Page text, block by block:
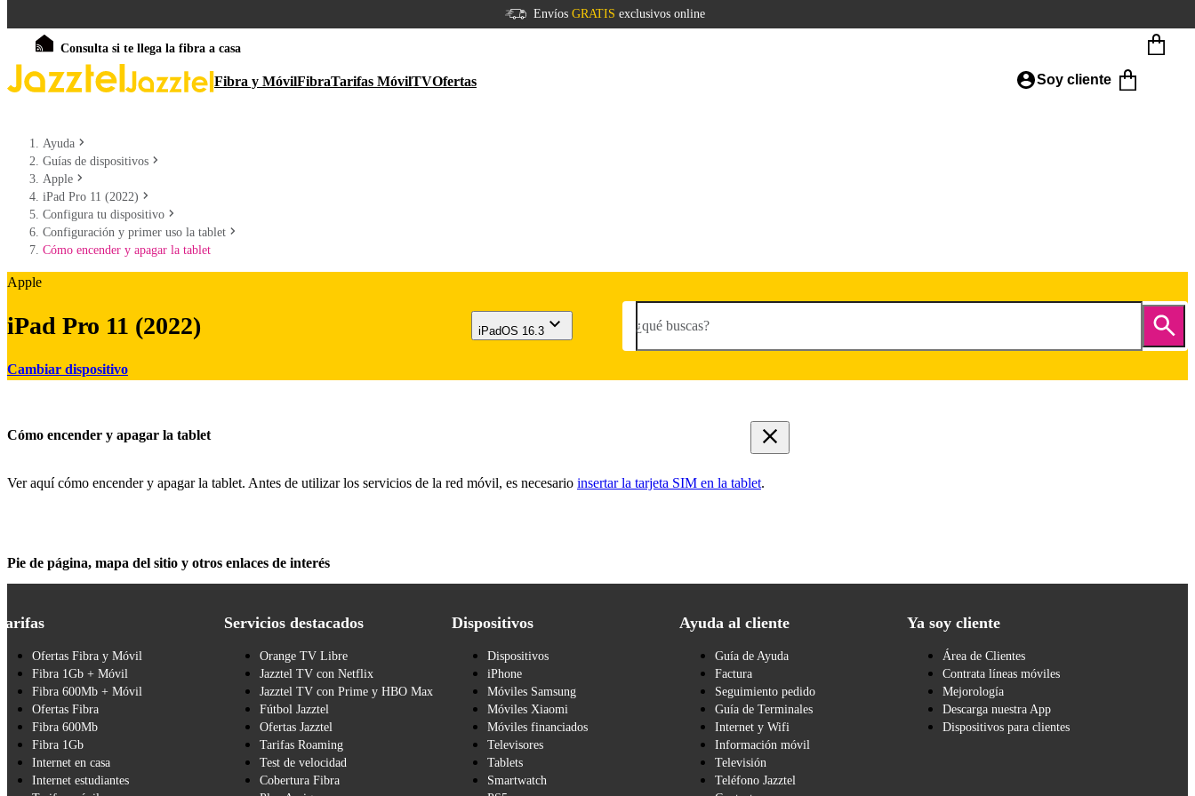
Envíos GRATIS exclusivos online
Consulta si te llega la fibra a casa
Fibra y MóvilFibraTarifas MóvilTVOfertas Soy cliente
Ayuda
Guías de dispositivos
Apple
iPad Pro 11 (2022)
Configura tu dispositivo
Configuración y primer uso la tablet
Cómo encender y apagar la tablet
Apple
iPad Pro 11 (2022)
Cambiar dispositivo
iPadOS 16.3 ¿qué buscas?
Cómo encender y apagar la tablet
Ver aquí cómo encender y apagar la tablet. Antes de utilizar los servicios de la red móvil, es necesario insertar la tarjeta SIM en la tablet.
Pie de página, mapa del sitio y otros enlaces de interés
Ofertas Fibra y Móvil
Fibra 1Gb + Móvil
Fibra 600Mb + Móvil
Ofertas Fibra
Fibra 600Mb
Fibra 1Gb
Internet en casa
Internet estudiantes
Servicios destacados
Orange TV Libre
Jazztel TV con Netflix
Jazztel TV con Prime y HBO Max
Fútbol Jazztel
Ofertas Jazztel
Tarifas Roaming
Test de velocidad
Cobertura Fibra
Dispositivos
Dispositivos
iPhone
Móviles Samsung
Móviles Xiaomi
Móviles financiados
Televisores
Tablets
Smartwatch
Ayuda al cliente
Guía de Ayuda
Factura
Seguimiento pedido
Guía de Terminales
Internet y Wifi
Información móvil
Televisión
Teléfono Jazztel
Ya soy cliente
Área de Clientes
Contrata líneas móviles
Mejorología
Descarga nuestra App
Dispositivos para clientes